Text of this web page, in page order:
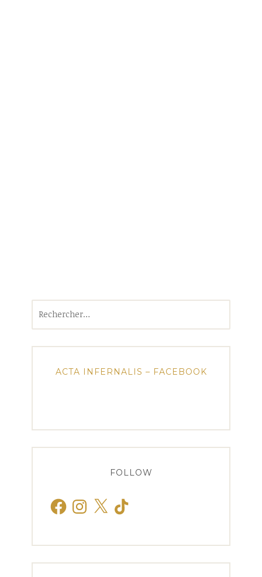
ACTA INFERNALIS – FACEBOOK
FOLLOW
FacebookInstagram
X TikTok